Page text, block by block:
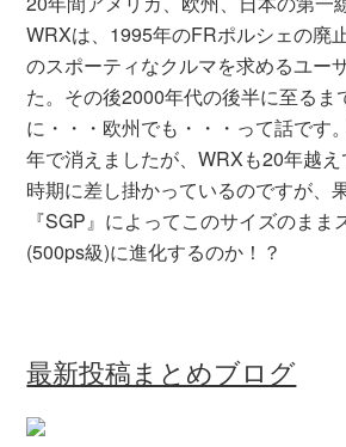
WRXは、1995年のFRポルシェの廃
のスポーティなクルマを求めるユー
た。その後2000年代の後半に至るま
に・・・欧州でも・・・って話です
年で消えましたが、WRXも20年越
時期に差し掛かっているのですが、
『SGP』によってこのサイズのまま
(500ps級)に進化するのか！？
最新投稿まとめブログ